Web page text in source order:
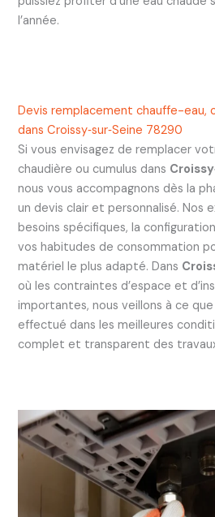
l’année.
Devis remplacement chauffe-eau,
dans Croissy‑sur‑Seine 78290
Si vous envisagez de remplacer
chaudière ou cumulus dans
nous vous accompagnons dès la
un devis clair et personnalisé. Nos
besoins spécifiques, la
vos habitudes de consommation
matériel le plus adapté. Dans
où les contraintes d’espace et
importantes, nous veillons à ce
effectué dans les meilleures
complet et transparent des